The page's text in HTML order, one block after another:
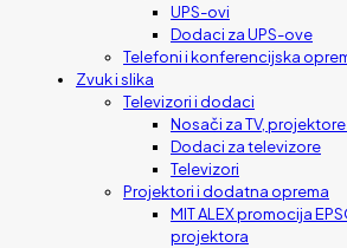
UPS-ovi
Dodaci za UPS-ove
Telefoni i konferencijska
Zvuk i slika
Televizori i dodaci
Nosači za TV,
Dodaci za televizore
Televizori
Projektori i dodatna oprema
MIT ALEX promocija
projektora